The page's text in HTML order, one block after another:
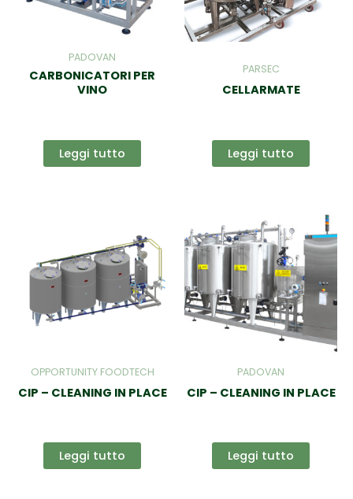
PADOVAN
CARBONICATORI PER
VINO
Leggi tutto
PARSEC
CELLARMATE
Leggi tutto
OPPORTUNITY FOODTECH
CIP – CLEANING IN PLACE
Leggi tutto
PADOVAN
CIP – CLEANING IN PLACE
Leggi tutto